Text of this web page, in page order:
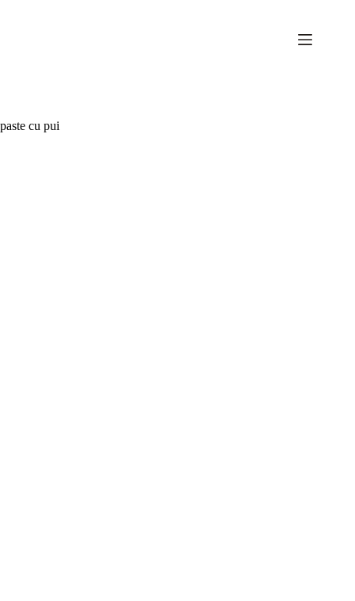
paste cu pui